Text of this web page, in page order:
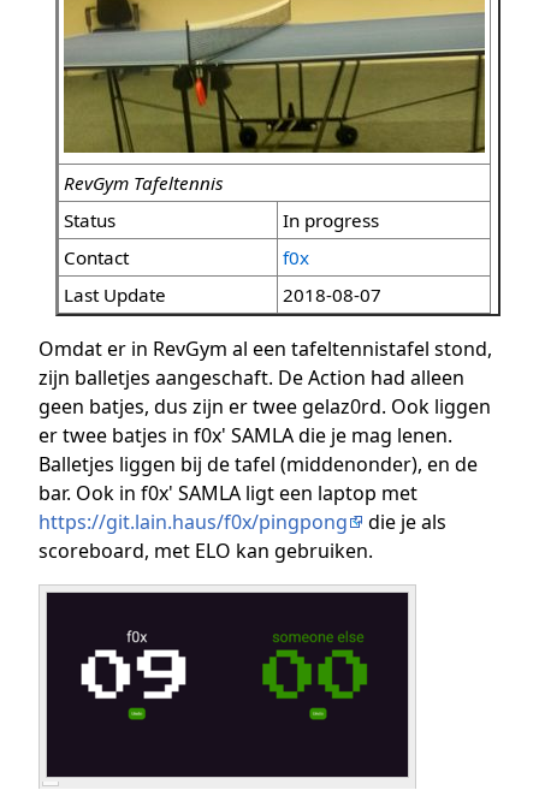
RevGym Tafeltennis
Status
In progress
Contact
f0x
Last Update
2018-08-07
Omdat er in RevGym al een tafeltennistafel stond,
zijn balletjes aangeschaft. De Action had alleen
geen batjes, dus zijn er twee gelaz0rd. Ook liggen
er twee batjes in f0x' SAMLA die je mag lenen.
Balletjes liggen bij de tafel (middenonder), en de
bar. Ook in f0x' SAMLA ligt een laptop met
https://git.lain.haus/f0x/pingpong
die je als
scoreboard, met ELO kan gebruiken.